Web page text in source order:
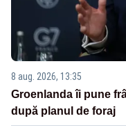
8 aug. 2026, 13:35
Groenlanda îi pune
după planul de foraj